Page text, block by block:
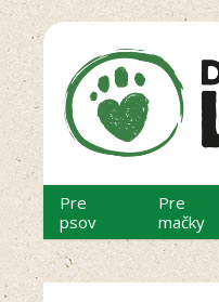
Pre
psov
Pre
mačky